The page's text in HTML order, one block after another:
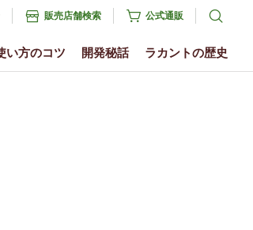
い方のコツ 開発秘話 ラカントの歴史
販売店舗検索 公式通販